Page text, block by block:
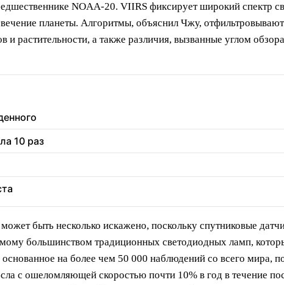
NOAA-20. VIIRS фиксирует широкий спектр
планеты. Алгоритмы, объяснил Чжу,
и растительности, а также различия, вызванные углом
10 раз
быть несколько искажено, поскольку спутниковые
большинством традиционных светодиодных ламп,
на более чем 50 000 наблюдений со всего мира,
с ошеломляющей скоростью почти 10% в год в течение